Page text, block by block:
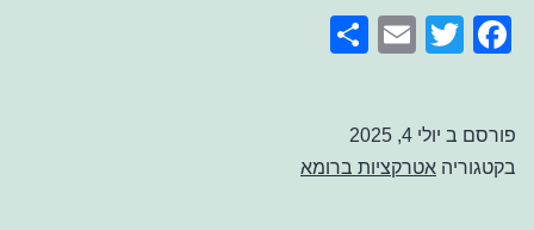
מג'יקלנד
רומא
שעשועים
Facebook
Twitter
Email
פורסם ב יולי 4, 2025
בקטגוריה אטרקציות ברומא